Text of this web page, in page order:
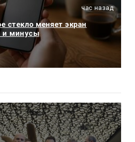
час назад
стекло меняет экран
и минусы